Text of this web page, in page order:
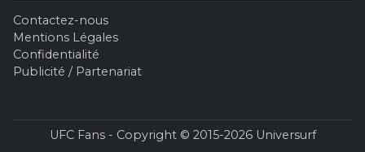
Contactez-nous
Mentions Légales
Confidentialité
Publicité / Partenariat
UFC Fans - Copyright © 2015-2026 Universurf